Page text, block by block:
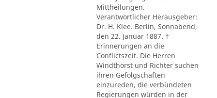
Mittheilungen.
Verantwortlicher Herausgeber:
Dr. H. Klee. Berlin, Sonnabend,
den 22. Januar 1887. †
Erinnerungen an die
Conflictszeit. Die Herren
Windthorst und Richter suchen
ihren Gefolgschaften
einzureden, die verbündeten
Regierungen würden in der